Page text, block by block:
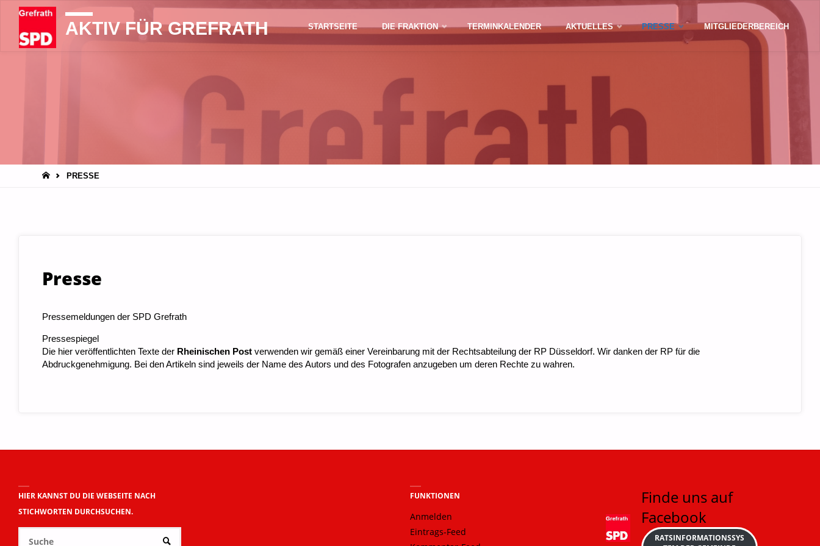
AKTIV FÜR GREFRATH
Inhalt
STARTSEITE DIE FRAKTION TERMINKALENDER AKTUELLES PRESSE MITGLIEDERBEREICH
STARTPRESSE
Presse
Pressemeldungen der SPD Grefrath
Pressespiegel
Die hier veröffentlichten Texte der Rheinischen Post verwenden wir gemäß einer Vereinbarung mit der Rechtsabteilung der RP Düsseldorf. Wir danken der RP für die
Abdruckgenehmigung. Bei den Artikeln sind jeweils der Name des Autors und des Fotografen anzugeben um deren Rechte zu wahren.
HIER KANNST DU DIE WEBSEITE NACH
STICHWORTEN DURCHSUCHEN.
SUCHE
FUNKTIONEN
Anmelden
Eintrags-Feed
Finde uns auf
Facebook
RATSINFORMATIONSSYS